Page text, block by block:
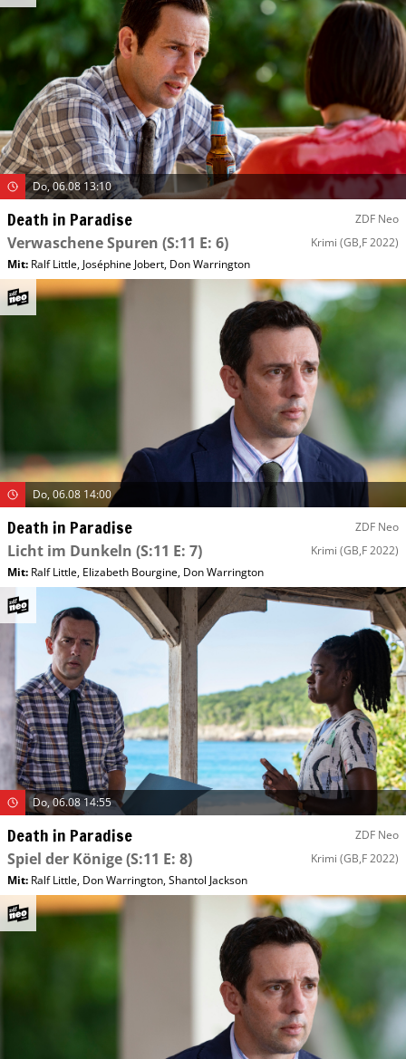
Do, 06.08 13:10
Death in Paradise ZDF Neo
Verwaschene Spuren (S:11 E: 6) Krimi (GB,F 2022)
Mit: Ralf Little, Joséphine Jobert, Don Warrington
Do, 06.08 14:00
Death in Paradise ZDF Neo
Licht im Dunkeln (S:11 E: 7) Krimi (GB,F 2022)
Mit: Ralf Little, Elizabeth Bourgine, Don Warrington
Do, 06.08 14:55
Death in Paradise ZDF Neo
Spiel der Könige(S:11 E: 8) Krimi (GB,F 2022)
Mit: Ralf Little, Don Warrington,Shantol Jackson